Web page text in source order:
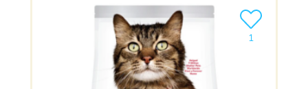
1
Ajouter le